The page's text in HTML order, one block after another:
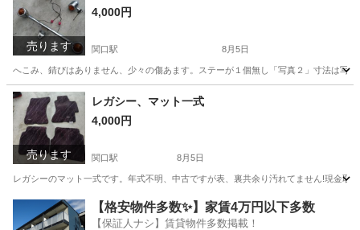
売ります
4,000円
関口駅 8月5日
へこみ、錆びはありません、少々の傷あます。ステーが１個無し「写真２」寸法は写
岐阜 関市 関口駅 アメリカン
売ります
レガシー、マット一式
4,000円
関口駅 8月5日
レガシーのマット一式です。年式不明、中古ですが表、裏共余り汚れてません!現金
関市 関口駅 内装、インテリア 一式
【格安物件多数✨】家賃4万円以下多数
【保証人ナシ】賃貸物件多数掲載！